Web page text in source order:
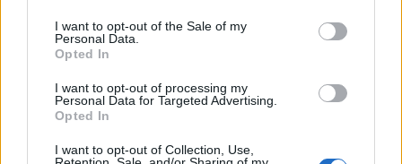
I want to opt-out of the Sale of my
Personal Data.
Opted In
I want to opt-out of processing my
Personal Data for Targeted Advertising.
Opted In
I want to opt-out of Collection, Use,
“Purtroppo sembra che la sfortuna si sia un po' accanita
contro di noi - ha dichiarato il Presidente del Cuore Napoli
Basket, Ciro Ruggiero – Tanti infortuni in così pochi giorni
stanno sicuramente influenzando in negativo la nostra
preparazione ma non ci faremo certo scoraggiare. Siamo già
pronti sul mercato a intervenire con un pivot a gettone per